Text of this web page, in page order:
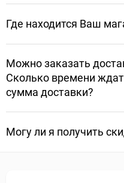
Где находится Ваш
Можно заказать
Сколько времени
сумма доставки?
Могу ли я получить